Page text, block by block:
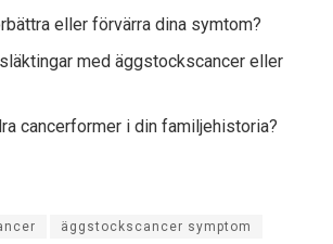
eller förvärra dina symtom?
med äggstockscancer eller
cancerformer i din familjehistoria?
äggstockscancer symptom